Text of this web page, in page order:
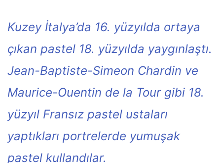
Kuzey İtalya’da 16. yüzyılda ortaya
çıkan pastel 18. yüzyılda yaygınlaştı.
Jean-Baptiste-Simeon Chardin ve
Maurice-Ouentin de la Tour gibi 18.
yüzyıl Fransız pastel ustaları
yaptıkları portrelerde yumuşak
pastel kullandılar.